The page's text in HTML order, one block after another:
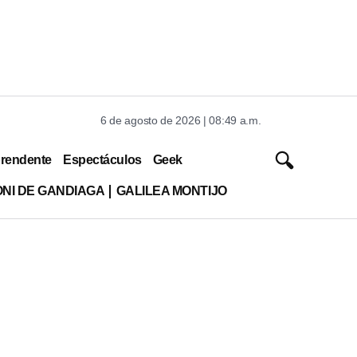
6 de agosto de 2026 | 08:49 a.m.
Espectáculos Geek
DE GANDIAGA GALILEA MONTIJO